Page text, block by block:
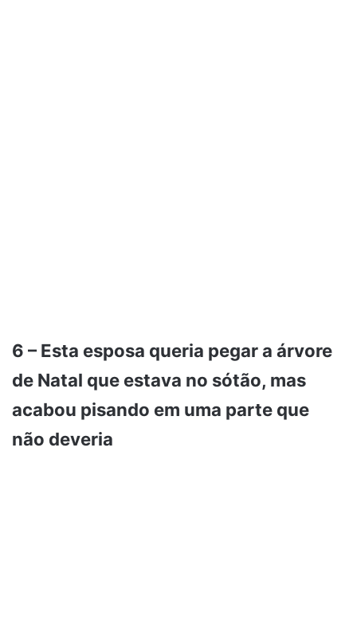
6 – Esta esposa queria pegar a árvore
de Natal que estava no sótão, mas
acabou pisando em uma parte que
não deveria